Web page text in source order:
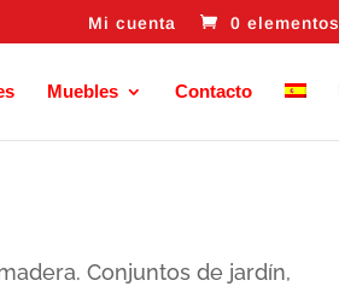
Mi cuenta 0 elementos
Muebles Contacto
Conjuntos de jardín,